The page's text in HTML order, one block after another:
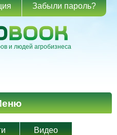
Забыли пароль?
и людей агробизнеса
Видео